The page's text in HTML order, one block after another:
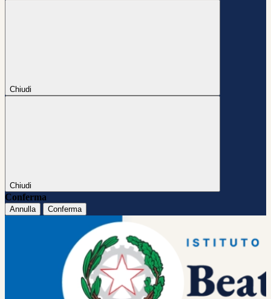
Chiudi
Chiudi
Conferma
Annulla Conferma